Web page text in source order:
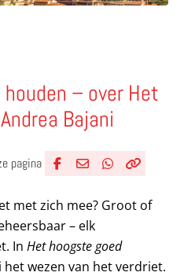
– over Het
Bajani
pagina
met zich mee? Groot of
– elk
In Het hoogste goed
wezen van het verdriet.